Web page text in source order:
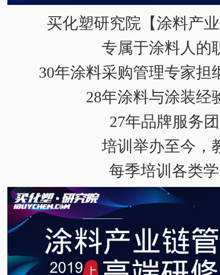
买化塑研究院【涂料产
专属于涂料人的
30年涂料采购管理专家担
28年涂料与涂装经
27年品牌服务
培训举办至今，
每季培训各类